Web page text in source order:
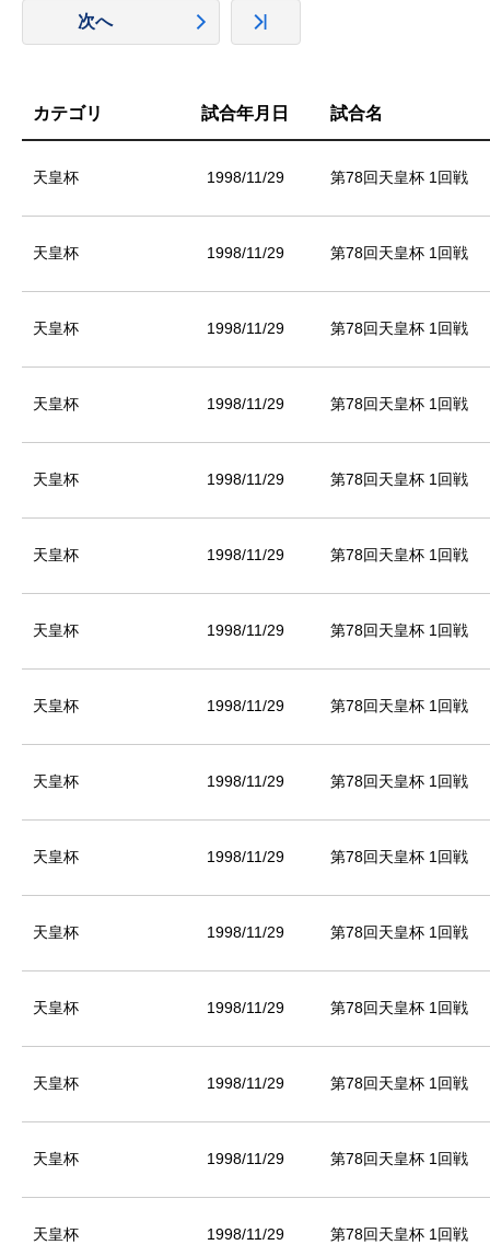
次へ
カテゴリ 試合年月日 試合名
天皇杯 1998/11/29 第78回天皇杯 1回戦
天皇杯 1998/11/29 第78回天皇杯 1回戦
天皇杯 1998/11/29 第78回天皇杯 1回戦
天皇杯 1998/11/29 第78回天皇杯 1回戦
天皇杯 1998/11/29 第78回天皇杯 1回戦
天皇杯 1998/11/29 第78回天皇杯 1回戦
天皇杯 1998/11/29 第78回天皇杯 1回戦
天皇杯 1998/11/29 第78回天皇杯 1回戦
天皇杯 1998/11/29 第78回天皇杯 1回戦
天皇杯 1998/11/29 第78回天皇杯 1回戦
天皇杯 1998/11/29 第78回天皇杯 1回戦
天皇杯 1998/11/29 第78回天皇杯 1回戦
天皇杯 1998/11/29 第78回天皇杯 1回戦
天皇杯 1998/11/29 第78回天皇杯 1回戦
天皇杯 1998/11/29 第78回天皇杯 1回戦